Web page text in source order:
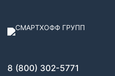
8 (800) 302-5771